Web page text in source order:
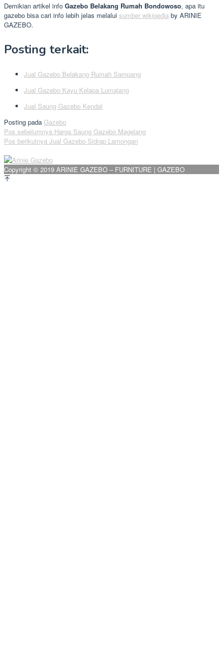
Demikian artikel info Gazebo Belakang Rumah Bondowoso, apa itu
gazebo bisa cari info lebih jelas melalui sumber wikipedia by ARINIE
GAZEBO.
Posting terkait:
Jual Gazebo Belakang Rumah Sampang
Jual Gazebo Kayu Kelapa Lumajang
Jual Saung Gazebo Kendal
Posting pada Gazebo
Navigasi
pos
Pos sebelumnya Harga Saung Gazebo Magelang
Pos berikutnya Jual Gazebo Sidrap Lamongan
Copyright © 2019 ARINIE GAZEBO – FURNITURE | GAZEBO